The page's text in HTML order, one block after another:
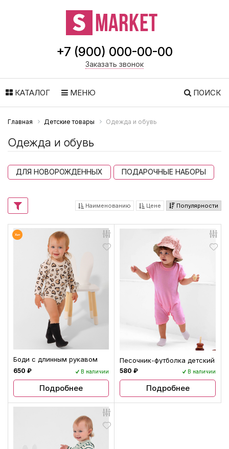
+7 (900) 000-00-00
Заказать звонок
КАТАЛОГ МЕНЮ ПОИСК
Главная Детские товары Одежда и обувь
Одежда и обувь
ДЛЯ НОВОРОЖДЕННЫХ ПОДАРОЧНЫЕ НАБОРЫ
Наименованию Цене Популярности
Боди с длинным рукавом
650 ₽ В наличии
Подробнее
Песочник-футболка детский
580 ₽ В наличии
Подробнее